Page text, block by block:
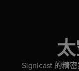
Signicast 的精